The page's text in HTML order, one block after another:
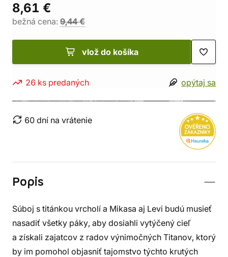
8,61 €
bežná cena: 9,44 €
vlož do košíka
26 ks predaných opýtaj sa
60 dní na vrátenie
Popis
Súboj s titánkou vrcholí a Mikasa aj Levi budú musieť
nasadiť všetky páky, aby dosiahli vytýčený cieľ
a získali zajatcov z radov výnimočných Titanov, ktorý
by im pomohol objasniť tajomstvo týchto krutých